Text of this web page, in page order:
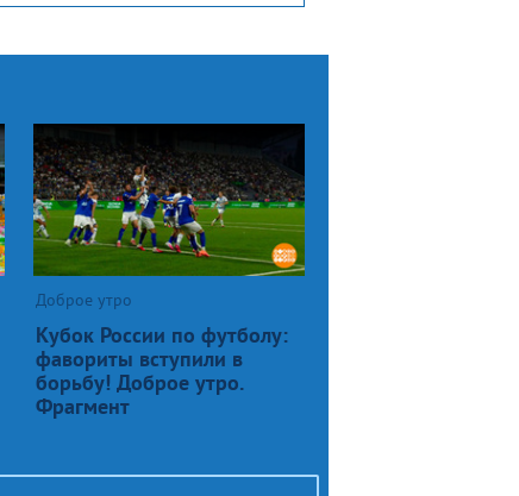
Доброе утро
Кубок России по футболу:
фавориты вступили в
борьбу! Доброе утро.
Фрагмент